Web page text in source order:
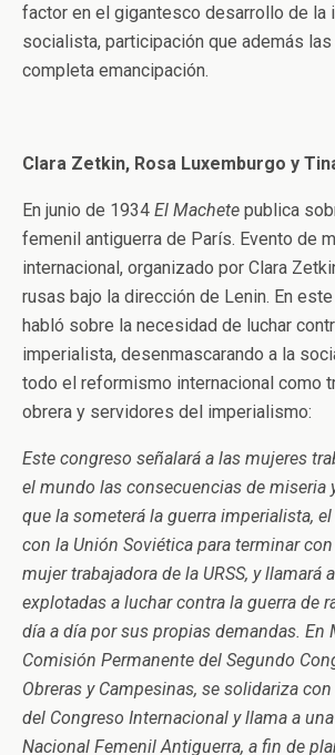
factor en el gigantesco desarrollo de la
socialista, participación que además las
completa emancipación.
Clara Zetkin, Rosa Luxemburgo y
En junio de 1934 El Machete publica
femenil antiguerra de París. Evento de
internacional, organizado por Clara
rusas bajo la dirección de Lenin. En
habló sobre la necesidad de luchar
imperialista, desenmascarando a la
todo el reformismo internacional como
obrera y servidores del imperialismo:
Este congreso señalará a las mujeres
el mundo las consecuencias de miseria
que la someterá la guerra imperialista,
con la Unión Soviética para terminar
mujer trabajadora de la URSS, y llamará
explotadas a luchar contra la guerra de
día a día por sus propias demandas. En
Comisión Permanente del Segundo
Obreras y Campesinas, se solidariza
del Congreso Internacional y llama a
Nacional Femenil Antiguerra, a fin de